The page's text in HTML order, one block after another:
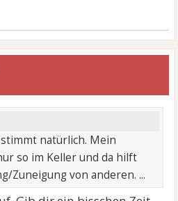
natürlich. Mein
so im Keller und da hilft
Zuneigung von anderen. ...